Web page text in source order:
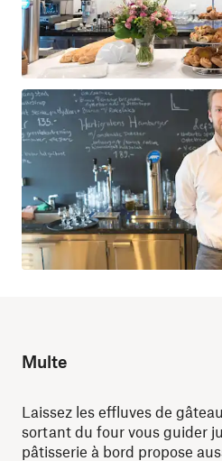
Multe
Laissez les effluves de
sortant du four vous guider
pâtisserie à bord propose